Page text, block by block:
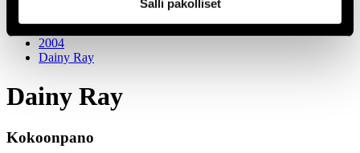
Salli pakolliset
Festivaalivuodet
2004
Dainy Ray
Dainy Ray
Kokoonpano